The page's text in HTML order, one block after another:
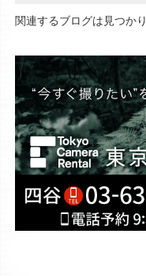
関連するブログは見つか